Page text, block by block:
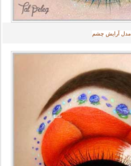
مدل آرایش چشم